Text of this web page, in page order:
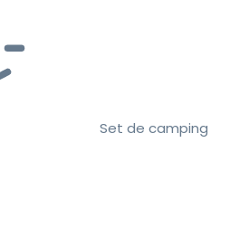
Set de camping